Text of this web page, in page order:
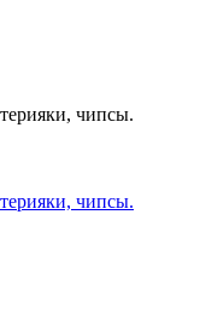
чипсы.
чипсы.